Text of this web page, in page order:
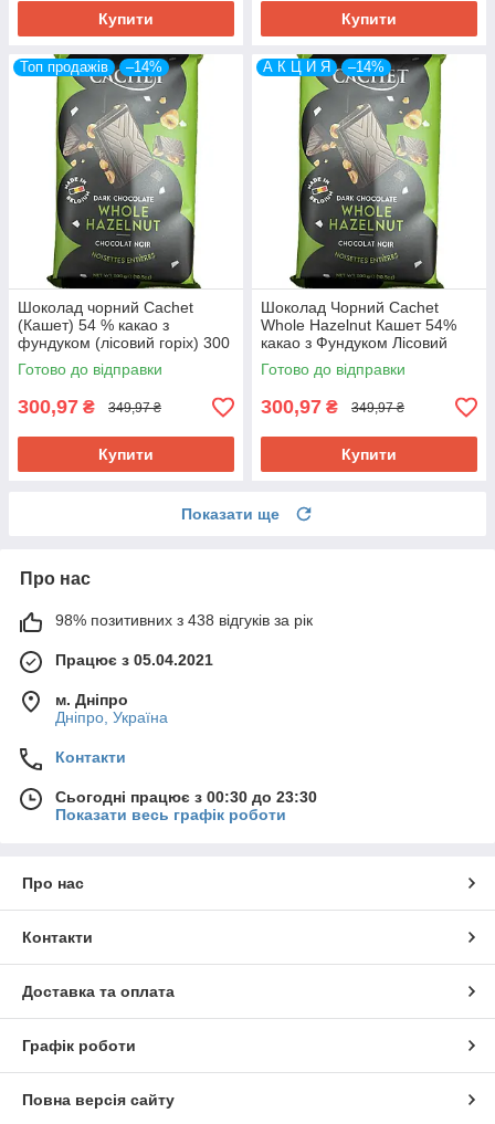
Купити Купити
Топ продажів –14%
Шоколад чорний Cachet
(Кашет) 54 % какао з
фундуком (лісовий горіх) 300
г Бельгія
Готово до відправки
300,97 ₴ 349,97 ₴
Купити
А К Ц И Я –14%
Шоколад Чорний Cachet
Whole Hazelnut Кашет 54%
какао з Фундуком Лісовий
Горіх 300 г Бельгія
Готово до відправки
300,97 ₴ 349,97 ₴
Купити
Показати ще
Про нас
98% позитивних з 438 відгуків за рік
Працює з 05.04.2021
м. Дніпро
Дніпро, Україна
Контакти
Сьогодні працює з 00:30 до 23:30
Показати весь графік роботи
Про нас
Контакти
Доставка та оплата
Графік роботи
Повна версія сайту